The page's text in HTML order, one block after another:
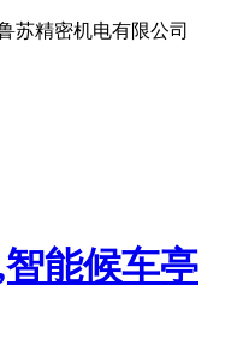
苏精密机电有限公司